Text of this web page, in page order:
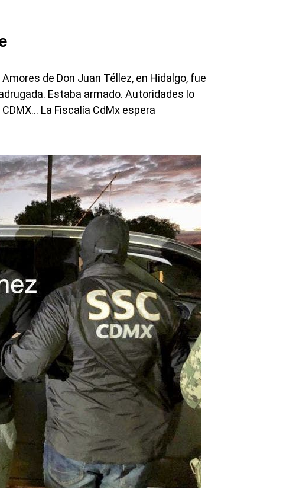
de Don Juan Téllez, en Hidalgo, fue
Estaba armado. Autoridades lo
La Fiscalía CdMx espera